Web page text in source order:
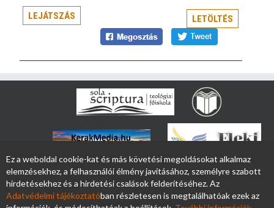
LEJÁTSZÁS
LETÖLTÉS
Ez a weboldal cookie-kat és más követési megoldásokat alkalmaz
elemzésekhez, a felhasználói élmény javításához, személyre szabott
hirdetésekhez és a hirdetési csalások felderítéséhez. Az
Adatvédelmi tájékoztatóban részletesen is megtalálhatóak ezek az